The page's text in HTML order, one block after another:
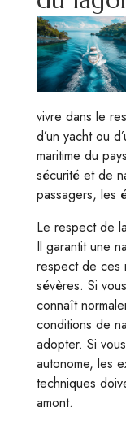
vivre dans le
d’un yacht ou
maritime du
sécurité et de
passagers, les
Le respect de
Il garantit une
respect de ces
sévères. Si
connaît
conditions de
adopter. Si
autonome, les
techniques
amont.